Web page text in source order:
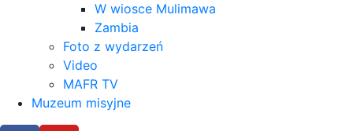
W wiosce Mulimawa
Zambia
Foto z wydarzeń
Video
MAFR TV
Muzeum misyjne